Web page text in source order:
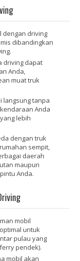
dengan driving
dibandingkan
driving dapat
Anda,
muat truk
langsung tanpa
Anda
lebih
dengan truk
sempit,
daerah
maupun
Anda.
mobil
untuk
pulau yang
pendek).
mobil akan